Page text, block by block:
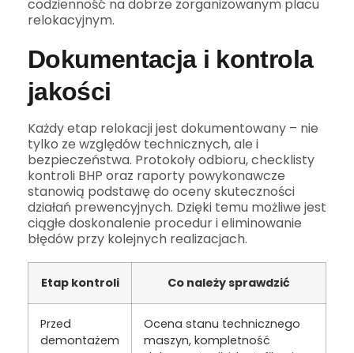
codzienność na dobrze zorganizowanym placu
relokacyjnym.
Dokumentacja i kontrola
jakości
Każdy etap relokacji jest dokumentowany – nie
tylko ze względów technicznych, ale i
bezpieczeństwa. Protokoły odbioru, checklisty
kontroli BHP oraz raporty powykonawcze
stanowią podstawę do oceny skuteczności
działań prewencyjnych. Dzięki temu możliwe jest
ciągłe doskonalenie procedur i eliminowanie
błędów przy kolejnych realizacjach.
Etap kontroli Co należy sprawdzić
Przed
demontażem
Ocena stanu technicznego
maszyn, kompletność